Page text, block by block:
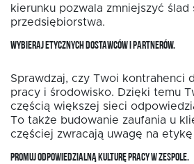
kierunku pozwala zmniejszyć
przedsiębiorstwa.
WYBIERAJ ETYCZNYCH DOSTAWCÓW I PARTNERÓW.
Sprawdzaj, czy Twoi kontrahenci
pracy i środowisko. Dzięki temu
częścią większej sieci
To także budowanie zaufania u
częściej zwracają uwagę na etykę
PROMUJ ODPOWIEDZIALNĄ KULTURĘ PRACY W ZESPOLE.